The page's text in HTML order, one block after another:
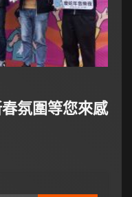
氛圍等您來感